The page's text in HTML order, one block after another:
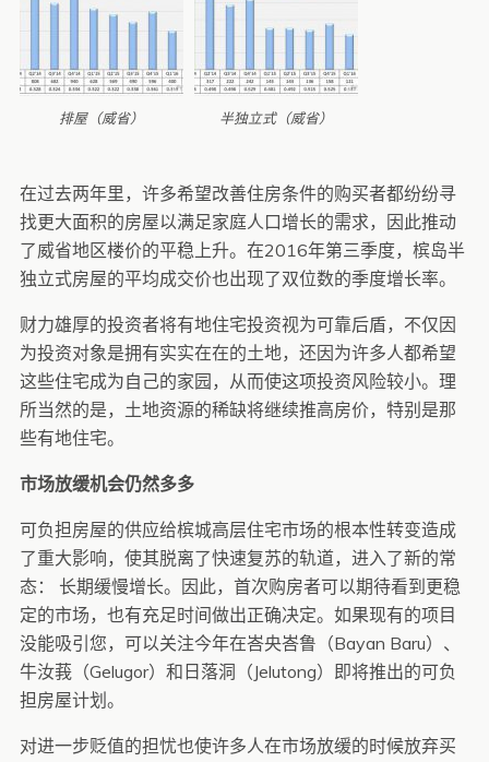
排屋（威省） 半独立式（威省）
在过去两年里，许多希望改善住房条件的购买者都纷纷寻
找更大面积的房屋以满足家庭人口增长的需求，因此推动
了威省地区楼价的平稳上升。在2016年第三季度，槟岛半
独立式房屋的平均成交价也出现了双位数的季度增长率。
财力雄厚的投资者将有地住宅投资视为可靠后盾，不仅因
为投资对象是拥有实实在在的土地，还因为许多人都希望
这些住宅成为自己的家园，从而使这项投资风险较小。理
所当然的是，土地资源的稀缺将继续推高房价，特别是那
些有地住宅。
市场放缓机会仍然多多
可负担房屋的供应给槟城高层住宅市场的根本性转变造成
了重大影响，使其脱离了快速复苏的轨道，进入了新的常
态： 长期缓慢增长。因此，首次购房者可以期待看到更稳
定的市场，也有充足时间做出正确决定。如果现有的项目
没能吸引您，可以关注今年在峇央峇鲁（Bayan Baru）、
牛汝莪（Gelugor）和日落洞（Jelutong）即将推出的可负
担房屋计划。
对进一步贬值的担忧也使许多人在市场放缓的时候放弃买